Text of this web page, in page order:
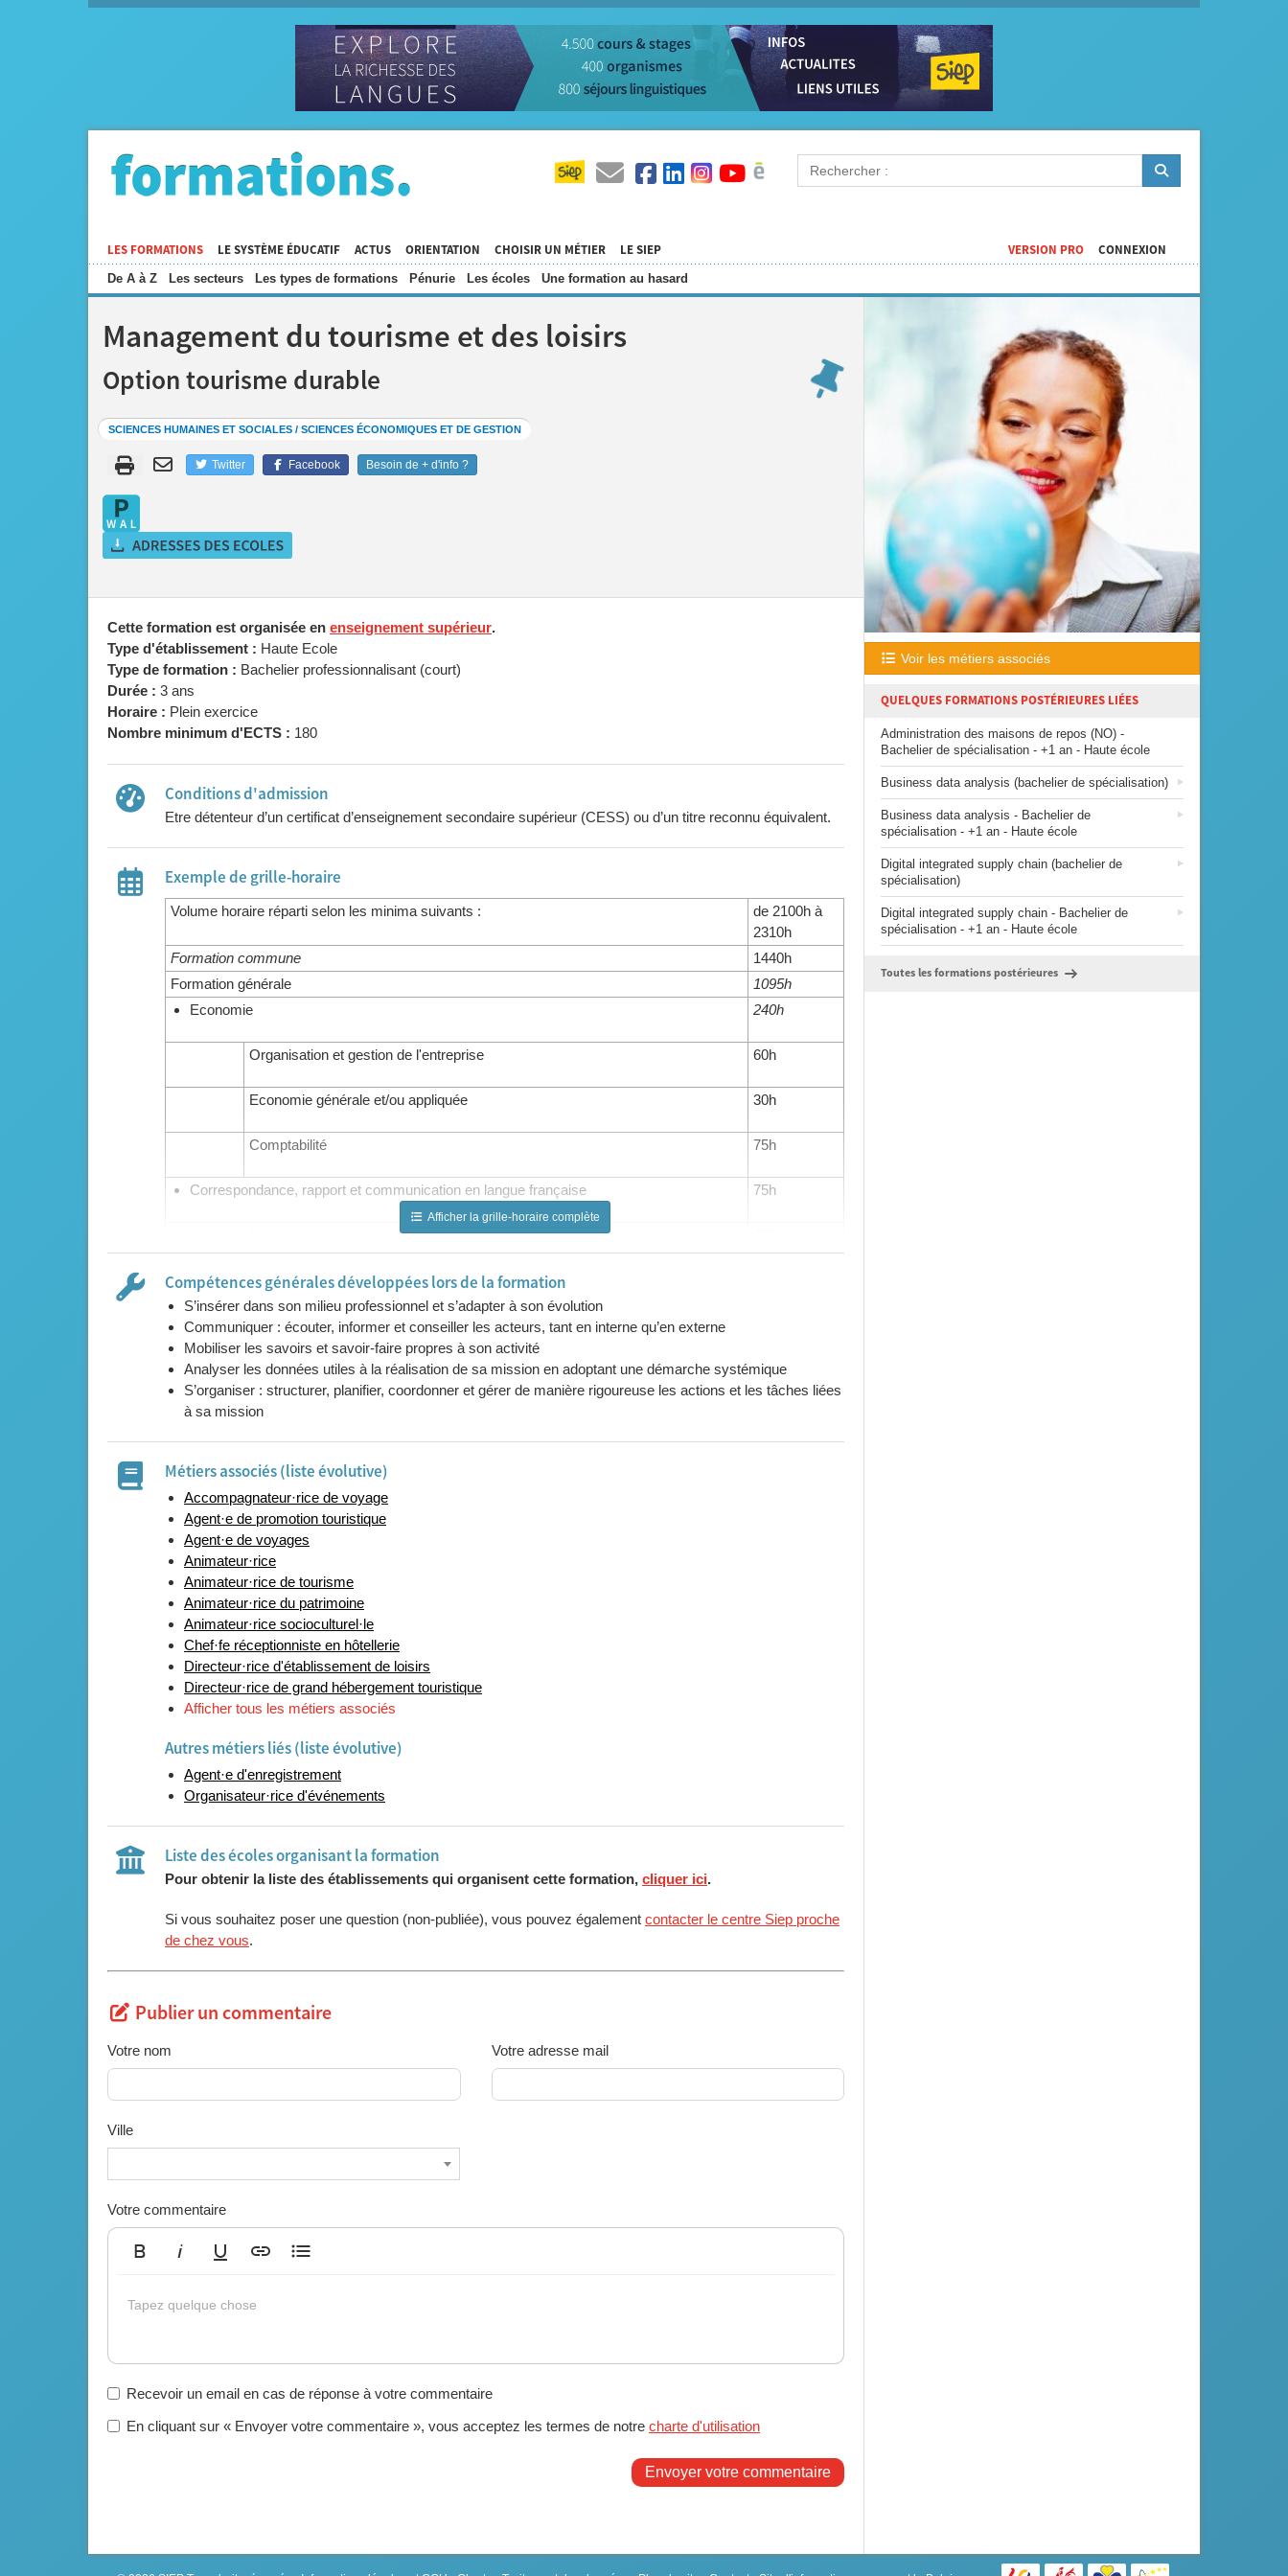
LES FORMATIONS
De A à Z Les secteurs Les types de formations Pénurie Les écoles Une formation au hasard
LE SYSTÈME ÉDUCATIF ACTUS ORIENTATION CHOISIR UN MÉTIER LE SIEP CONNEXION
VERSION PRO
Management du tourisme et des loisirs
Option tourisme durable
SCIENCES HUMAINES ET SOCIALES / SCIENCES ÉCONOMIQUES ET DE GESTION
Twitter Facebook Besoin de + d'info ?
Cette formation est organisée en enseignement supérieur.
Type d'établissement : Haute Ecole
Type de formation : Bachelier professionnalisant (court)
Durée : 3 ans
Horaire : Plein exercice
Nombre minimum d'ECTS : 180
Conditions d'admission
Etre détenteur d’un certificat d’enseignement secondaire supérieur (CESS) ou d’un titre reconnu équivalent.
Exemple de grille-horaire
Volume horaire réparti selon les minima suivants :
de 2100h à
2310h
Formation commune
1440h
Formation générale
1095h
Economie
240h
Organisation et gestion de l'entreprise 60h
Economie générale et/ou appliquée 30h
Comptabilité 75h
Correspondance, rapport et communication en langue française 75h
Droit
Traitement de l'information
Cours de la spécialité
240h
Aspects économiques du tourisme
90h
Formation humaine, sociale et culturelle 30h
Activités d'intégration professionnelle, dont minimum 15 semaines de stage en milieu socio-
professionnel
Option Tourisme durable
Tourisme responsable
Cadre institutionnel et approches territoriales du tourisme durable
Liberté PO
Afficher la grille-horaire complète
Compétences générales développées lors de la formation
S’insérer dans son milieu professionnel et s’adapter à son évolution
Communiquer : écouter, informer et conseiller les acteurs, tant en interne qu’en externe
Mobiliser les savoirs et savoir-faire propres à son activité
Analyser les données utiles à la réalisation de sa mission en adoptant une démarche systémique
S’organiser : structurer, planifier, coordonner et gérer de manière rigoureuse les actions et les tâches liées
à sa mission
Métiers associés (liste évolutive)
Accompagnateur·rice de voyage
Agent·e de promotion touristique
Agent·e de voyages
Animateur·rice
Animateur·rice de tourisme
Animateur·rice du patrimoine
Animateur·rice socioculturel·le
Chef·fe réceptionniste en hôtellerie
Directeur·rice d'établissement de loisirs
Directeur·rice de grand hébergement touristique
Afficher tous les métiers associés
Autres métiers liés (liste évolutive)
Agent·e d'enregistrement
Organisateur·rice d'événements
Liste des écoles organisant la formation
Pour obtenir la liste des établissements qui organisent cette formation, cliquer ici.
Si vous souhaitez poser une question (non-publiée), vous pouvez également contacter le centre Siep proche
de chez vous.
Publier un commentaire
Votre nom Votre adresse mail
Ville
Votre commentaire
Tapez quelque chose
Recevoir un email en cas de réponse à votre commentaire
En cliquant sur « Envoyer votre commentaire », vous acceptez les termes de notre charte d'utilisation
Envoyer votre commentaire
Voir les métiers associés
QUELQUES FORMATIONS POSTÉRIEURES LIÉES
Administration des maisons de repos (NO) -
Bachelier de spécialisation - +1 an - Haute école
Business data analysis (bachelier de spécialisation)
Business data analysis - Bachelier de
spécialisation - +1 an - Haute école
Digital integrated supply chain (bachelier de
spécialisation)
Digital integrated supply chain - Bachelier de
spécialisation - +1 an - Haute école
Toutes les formations postérieures